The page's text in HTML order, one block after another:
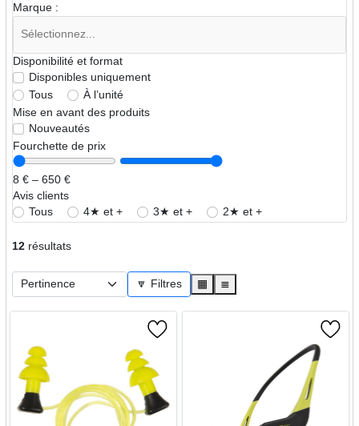
Marque :
Disponibilité et format
Disponibles uniquement
Tous
À l’unité
Mise en avant des produits
Nouveautés
Fourchette de prix
8 € – 650 €
Avis clients
Tous
4★ et + 3★ et + 2★ et +
12résultats
🔽 Filtres ▦ ≣